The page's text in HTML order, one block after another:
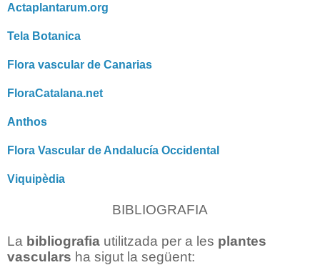
Actaplantarum.org
Tela Botanica
Flora vascular de Canarias
FloraCatalana.net
Anthos
Flora Vascular de Andalucía Occidental
Viquipèdia
BIBLIOGRAFIA
La bibliografia utilitzada per a les plantes
vasculars ha sigut la següent: